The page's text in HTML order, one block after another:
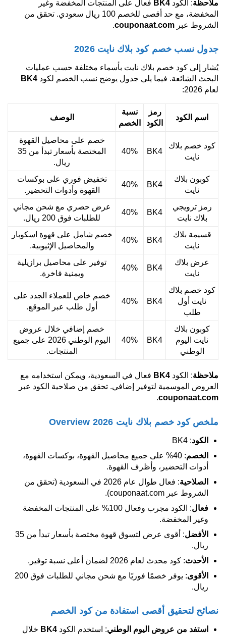
ملاحظة: الكود BK4 فعال على المنتجات المخفضة وغير
المخفضة، مع حد أقصى للخصم 100 ريال سعودي. تحقق من
الشروط عبر couponaat.com
.
جدول نسب خصم كود بلاك نايت 2026
يُشار إلى كود خصم بلاك نايت بأسماء مختلفة حسب عمليات
البحث الشائعة. فيما يلي جدول يوضح نسب الخصم لكود BK4
لعام 2026:
اسم الكود
رمز
الكود
نسبة
الخصم
الوصف
كود خصم بلاك
نايت
BK4
40%
خصم على محاصيل القهوة
المختصة بأسعار تبدأ من 35
ريال.
كوبون بلاك
نايت
BK4
40%
تخفيض فوري على بوكسات
القهوة وأدوات التحضير.
رمز ترويجي
بلاك نايت
BK4
40%
عرض حصري مع شحن مجاني
للطلبات فوق 200 ريال.
قسيمة بلاك
نايت
BK4
40%
خصم شامل على قهوة اسكوبار
والمحاصيل الإثيوبية.
عرض بلاك
نايت
BK4
40%
توفير على محاصيل برازيلية
ويمنية فاخرة.
كود خصم بلاك
نايت أول
طلب
BK4
40%
خصم خاص للعملاء الجدد على
أول طلب عبر الموقع.
كوبون بلاك
نايت اليوم
الوطني
BK4
40%
خصم إضافي خلال عروض
اليوم الوطني 2026 على جميع
المنتجات.
ملاحظة: الكود BK4 فعال في السعودية، ويمكن استخدامه مع
العروض الموسمية لتوفير إضافي. تحقق من صلاحية الكود عبر
couponaat.com
.
ملخص كود خصم بلاك نايت 2026 Overview
الكود: BK4
الخصم
: 40% على جميع محاصيل القهوة، بوكسات القهوة،
أدوات التحضير، وأظرف القهوة.
الصلاحية
: فعال طوال عام 2026 في السعودية (تحقق من
الشروط عبر couponaat.com).
فعال
: الكود مجرب وفعال 100% على المنتجات المخفضة
وغير المخفضة.
الأفضل
: أقوى عرض لتسوق قهوة مختصة بأسعار تبدأ من 35
ريال.
الأحدث: كود محدث لعام 2026 لضمان أعلى نسبة توفير.
الأقوى
: يوفر خصمًا فوريًا مع شحن مجاني للطلبات فوق 200
ريال.
نصائح لتحقيق أقصى استفادة من كود الخصم
استفد من عروض اليوم الوطني: استخدم الكود BK4 خلال